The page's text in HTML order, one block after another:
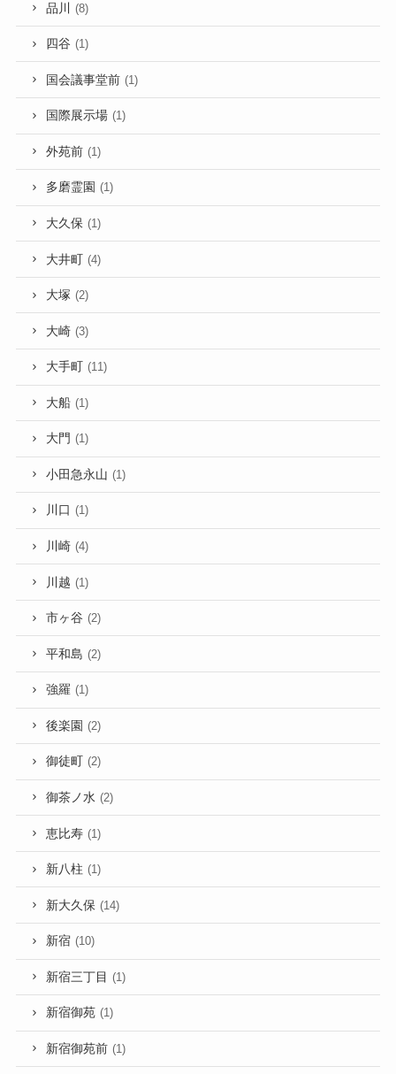
品川 (8)
四谷 (1)
国会議事堂前 (1)
国際展示場 (1)
外苑前 (1)
多磨霊園 (1)
大久保 (1)
大井町 (4)
大塚 (2)
大崎 (3)
大手町 (11)
大船 (1)
大門 (1)
小田急永山 (1)
川口 (1)
川崎 (4)
川越 (1)
市ヶ谷 (2)
平和島 (2)
強羅 (1)
後楽園 (2)
御徒町 (2)
御茶ノ水 (2)
恵比寿 (1)
新八柱 (1)
新大久保 (14)
新宿 (10)
新宿三丁目 (1)
新宿御苑 (1)
新宿御苑前 (1)